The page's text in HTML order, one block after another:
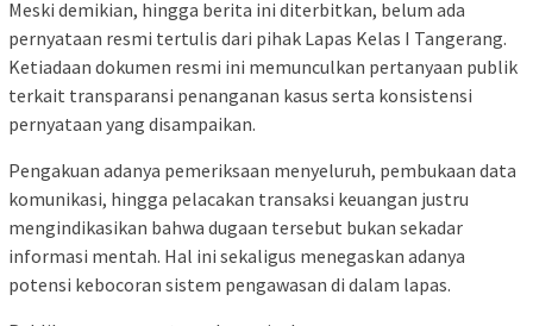
Meski demikian, hingga berita ini diterbitkan, belum ada
pernyataan resmi tertulis dari pihak Lapas Kelas I Tangerang.
Ketiadaan dokumen resmi ini memunculkan pertanyaan publik
terkait transparansi penanganan kasus serta konsistensi
pernyataan yang disampaikan.
Pengakuan adanya pemeriksaan menyeluruh, pembukaan data
komunikasi, hingga pelacakan transaksi keuangan justru
mengindikasikan bahwa dugaan tersebut bukan sekadar
informasi mentah. Hal ini sekaligus menegaskan adanya
potensi kebocoran sistem pengawasan di dalam lapas.